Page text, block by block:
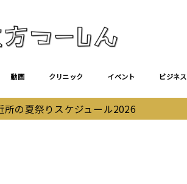
動画 クリニック イベント ビジネス
所の夏祭りスケジュール2026